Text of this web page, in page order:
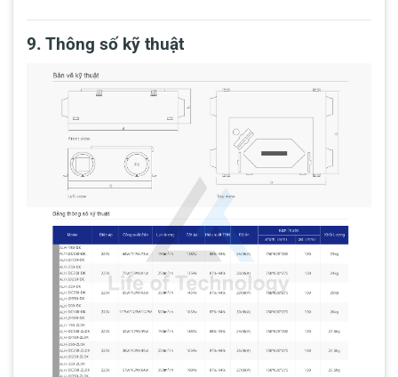
9. Thông số kỹ thuật